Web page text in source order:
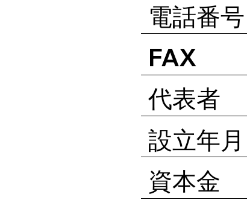
電話番号
FAX
代表者
設立年
資本金